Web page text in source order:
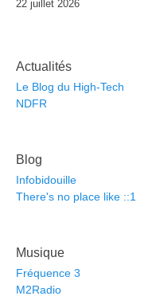
22 juillet 2026
Actualités
Le Blog du High-Tech
NDFR
Blog
Infobidouille
There's no place like ::1
Musique
Fréquence 3
M2Radio